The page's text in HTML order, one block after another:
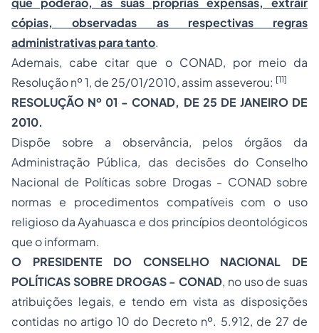
cópias, observadas as respectivas regras
administrativas para tanto.
Ademais, cabe citar que o CONAD, por meio da
Resolução nº 1, de 25/01/2010, assim asseverou: [11]
RESOLUÇÃO Nº 01 - CONAD, DE 25 DE JANEIRO DE
2010.
Dispõe sobre a observância, pelos órgãos da
Administração Pública, das decisões do Conselho
Nacional de Políticas sobre Drogas - CONAD sobre
normas e procedimentos compatíveis com o uso
religioso da Ayahuasca e dos princípios deontológicos
que o informam.
O PRESIDENTE DO CONSELHO NACIONAL DE
POLÍTICAS SOBRE DROGAS - CONAD, no uso de suas
atribuições legais, e tendo em vista as disposições
contidas no artigo 10 do Decreto nº. 5.912, de 27 de